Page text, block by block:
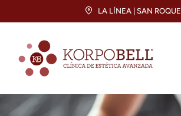
LA LÍNEA | SAN ROQUE